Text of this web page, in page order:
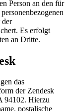
Person an den für
der
Es erfolgt
an Dritte.
das
der Zendesk
94102. Hierzu
postalische